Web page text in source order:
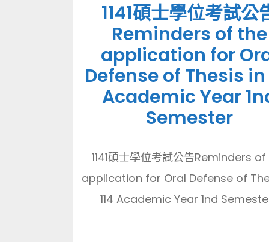
1141碩士學位考試公
Reminders of the
application for
Defense of Thesis in
Academic Year
Semester
1141碩士學位考試公告Reminders
application for Oral Defense of
114 Academic Year 1nd